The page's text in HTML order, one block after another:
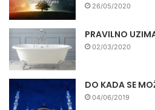
26/05/2020
PRAVILNO
02/03/2020
DO KADA SE
04/06/2019